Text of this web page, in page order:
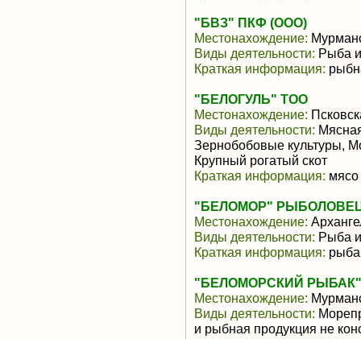
"БВЗ" ПКФ (ООО)
Местонахождение:
Виды деятельности: Рыба
Краткая информация:
"БЕЛОГУЛЬ" ТОО
Местонахождение:
Виды деятельности:
Зернобобовые культуры,
Крупный рогатый скот
Краткая информация: мясо
"БЕЛОМОР"
Местонахождение:
Виды деятельности: Рыба
Краткая информация:
"БЕЛОМОРСКИЙ
Местонахождение:
Виды деятельности:
и рыбная продукция не